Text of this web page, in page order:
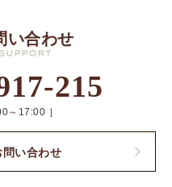
い合わせ
215
～17:00 ］
い合わせ